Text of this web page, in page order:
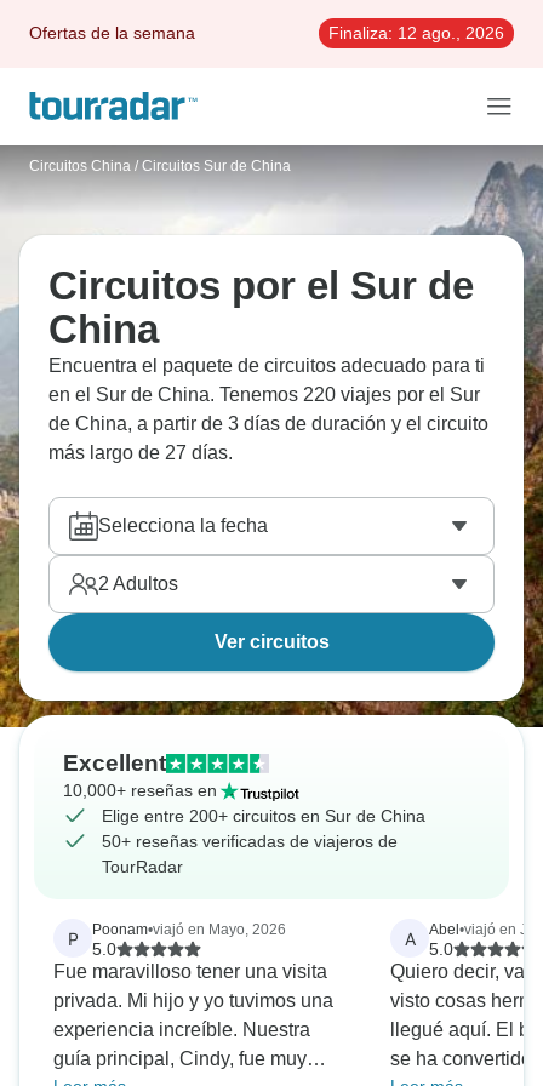
Ofertas de la semana Finaliza: 12 ago., 2026
Circuitos China / Circuitos Sur de China
Circuitos por el Sur de
China
Encuentra el paquete de circuitos adecuado para ti
en el Sur de China. Tenemos 220 viajes por el Sur
de China, a partir de 3 días de duración y el circuito
más largo de 27 días.
Selecciona la fecha
2 Adultos
Ver circuitos
Excellent
10,000+ reseñas en
Elige entre 200+ circuitos en Sur de China
50+ reseñas verificadas de viajeros de
TourRadar
P Poonam•viajó en Mayo, 2026
5.0
Fue maravilloso tener una visita
privada. Mi hijo y yo tuvimos una
experiencia increíble. Nuestra
guía principal, Cindy, fue muy
A Abel •viajó en
5.0
Quiero decir,
visto cosas
llegué aquí. El
se ha convertido